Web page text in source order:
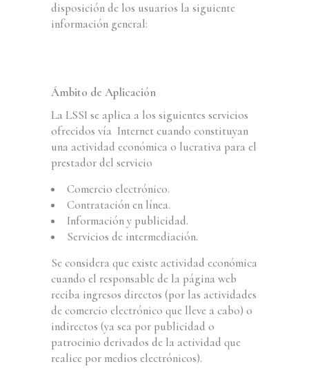
disposición de los usuarios la siguiente
información general:
Ámbito de Aplicación
La LSSI se aplica a los siguientes servicios
ofrecidos vía Internet cuando constituyan
una actividad económica o lucrativa para el
prestador del servicio
Comercio electrónico.
Contratación en línea.
Información y publicidad.
Servicios de intermediación.
Se considera que existe actividad económica
cuando el responsable de la página web
reciba ingresos directos (por las actividades
de comercio electrónico que lleve a cabo) o
indirectos (ya sea por publicidad o
patrocinio derivados de la actividad que
realice por medios electrónicos).